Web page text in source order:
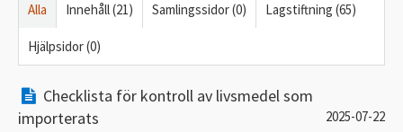
Alla Innehåll (21) Samlingssidor (0) Lagstiftning (65)
Hjälpsidor (0)
Checklista för kontroll av livsmedel som
importerats
2025-07-22